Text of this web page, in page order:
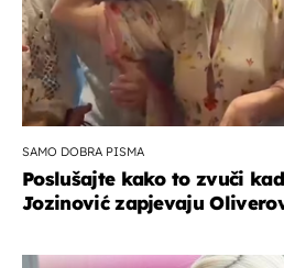
SAMO DOBRA PISMA
Poslušajte kako to zvuči
Jozinović zapjevaju